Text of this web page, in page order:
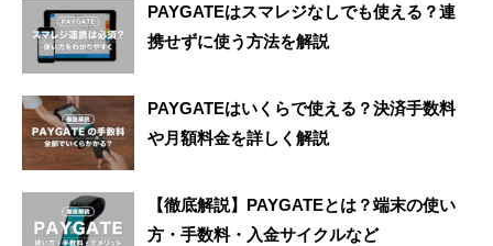
PAYGATEはスマレジなしでも使える？連
携せずに使う方法を解説
PAYGATEはいくらで使える？決済手数料
や月額料金を詳しく解説
【徹底解説】PAYGATEとは？端末の使い
方・手数料・入金サイクルなど